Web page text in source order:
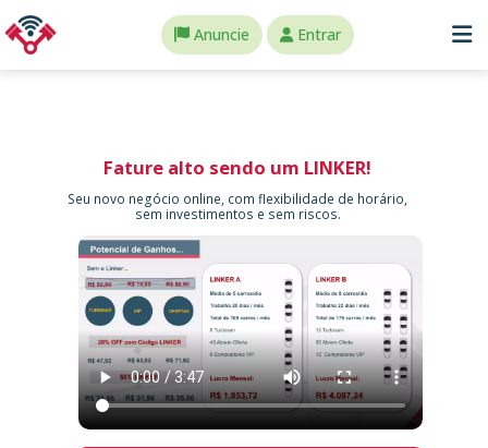
Anuncie Entrar
Fature alto sendo um LINKER!
Seu novo negócio online, com flexibilidade de horário,
sem investimentos e sem riscos.